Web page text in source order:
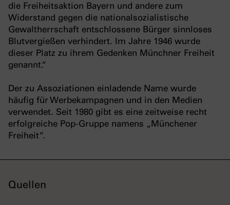
die Freiheitsaktion Bayern und andere zum
Widerstand gegen die nationalsozialistische
Gewaltherrschaft entschlossene Bürger sinnloses
Blutvergießen verhindert. Im Jahre 1946 wurde
dieser Platz zu ihrem Gedenken Münchner Freiheit
genannt.“
Der zu Assoziationen einladende Name wurde
häufig für Werbekampagnen und in den Medien
verwendet. Seit 1980 gibt es eine zeitweise recht
erfolgreiche Pop-Gruppe namens „Münchener
Freiheit“.
Quellen